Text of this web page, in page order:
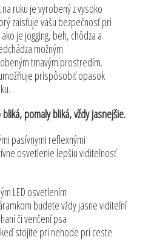
ruku je vyrobený z vysoko
zaisťuje vašu bezpečnosť pri
je jogging, beh, chôdza a
možným
tmavým prostredím.
prispôsobiť opasok
bliká, pomaly bliká, vždy jasnejšie.
pasívnymi reflexnými
osvetlenie lepšiu viditeľnosť
LED osvetlením
budete vždy jasne viditeľní
či venčení psa
stojíte pri nehode pri ceste